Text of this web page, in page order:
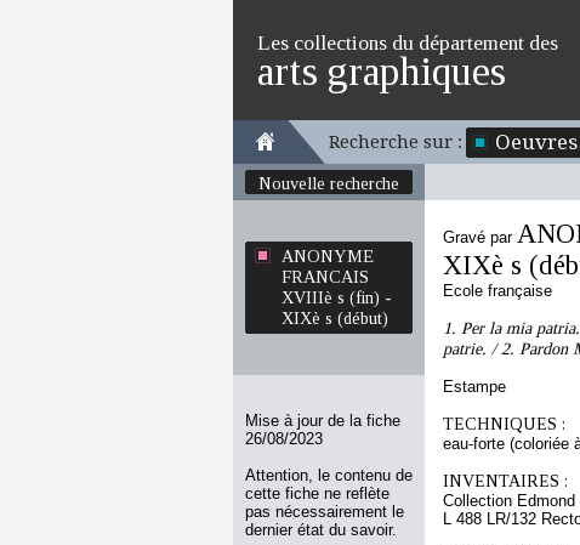
Les collections du département des
arts graphiques
Recherche sur : Oeuvres
Nouvelle recherche
ANONYME
FRANCAIS
XVIIIè s (fin) -
XIXè s (début)
Mise à jour de la fiche
26/08/2023
Attention, le contenu de
cette fiche ne reflète
pas nécessairement le
dernier état du savoir.
Gravé par
XIXè s
Ecole française
1. Per la mia
patrie. / 2. Pardon
Estampe
TECHNIQUES :
eau-forte (coloriée
INVENTAIRES :
Collection Edmond
L 488 LR/132